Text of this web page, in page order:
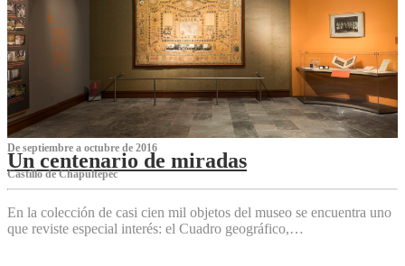
De septiembre a octubre de 2016
Un centenario de miradas
Castillo de Chapultepec
En la colección de casi cien mil objetos del museo se encuentra uno
que reviste especial interés: el Cuadro geográfico,…